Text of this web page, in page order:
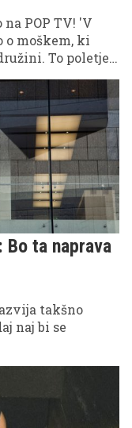
POP TV! 'V
o moškem, ki
To poletje
spodaj.
ta naprava
takšno
naj bi se